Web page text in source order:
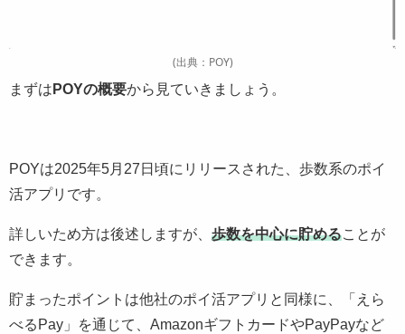
(出典：POY)
まずは POYの概要から見ていきましょう。
POYは2025年5月27日頃にリリースされた、歩数系のポイ
活アプリです。
詳しいため方は後述しますが、 歩数を中心に貯める ことが
できます。
貯まったポイントは他社のポイ活アプリと同様に、「えら
べるPay」を通じて、AmazonギフトカードやPayPayなど